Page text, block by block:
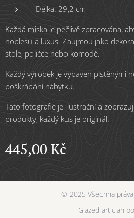
Délka: 29,2 cm
Každá miska je pečlivě zpracována,
noblesu a luxus. Zaujmou jako
stole, poličce nebo komodě.
Každý výrobek je vybaven plstěnými
poškrábání nábytku.
Tato fotografie je ilustrační a
produkty, každý kus je originál.
445,00Kč
© 2025 Všechna
Glazed artician